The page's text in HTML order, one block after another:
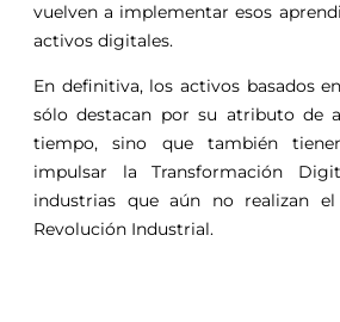
vuelven a implementar esos
activos digitales.
En definitiva, los activos basados
sólo destacan por su atributo de
tiempo, sino que también
impulsar la Transformación
industrias que aún no realizan
Revolución Industrial.